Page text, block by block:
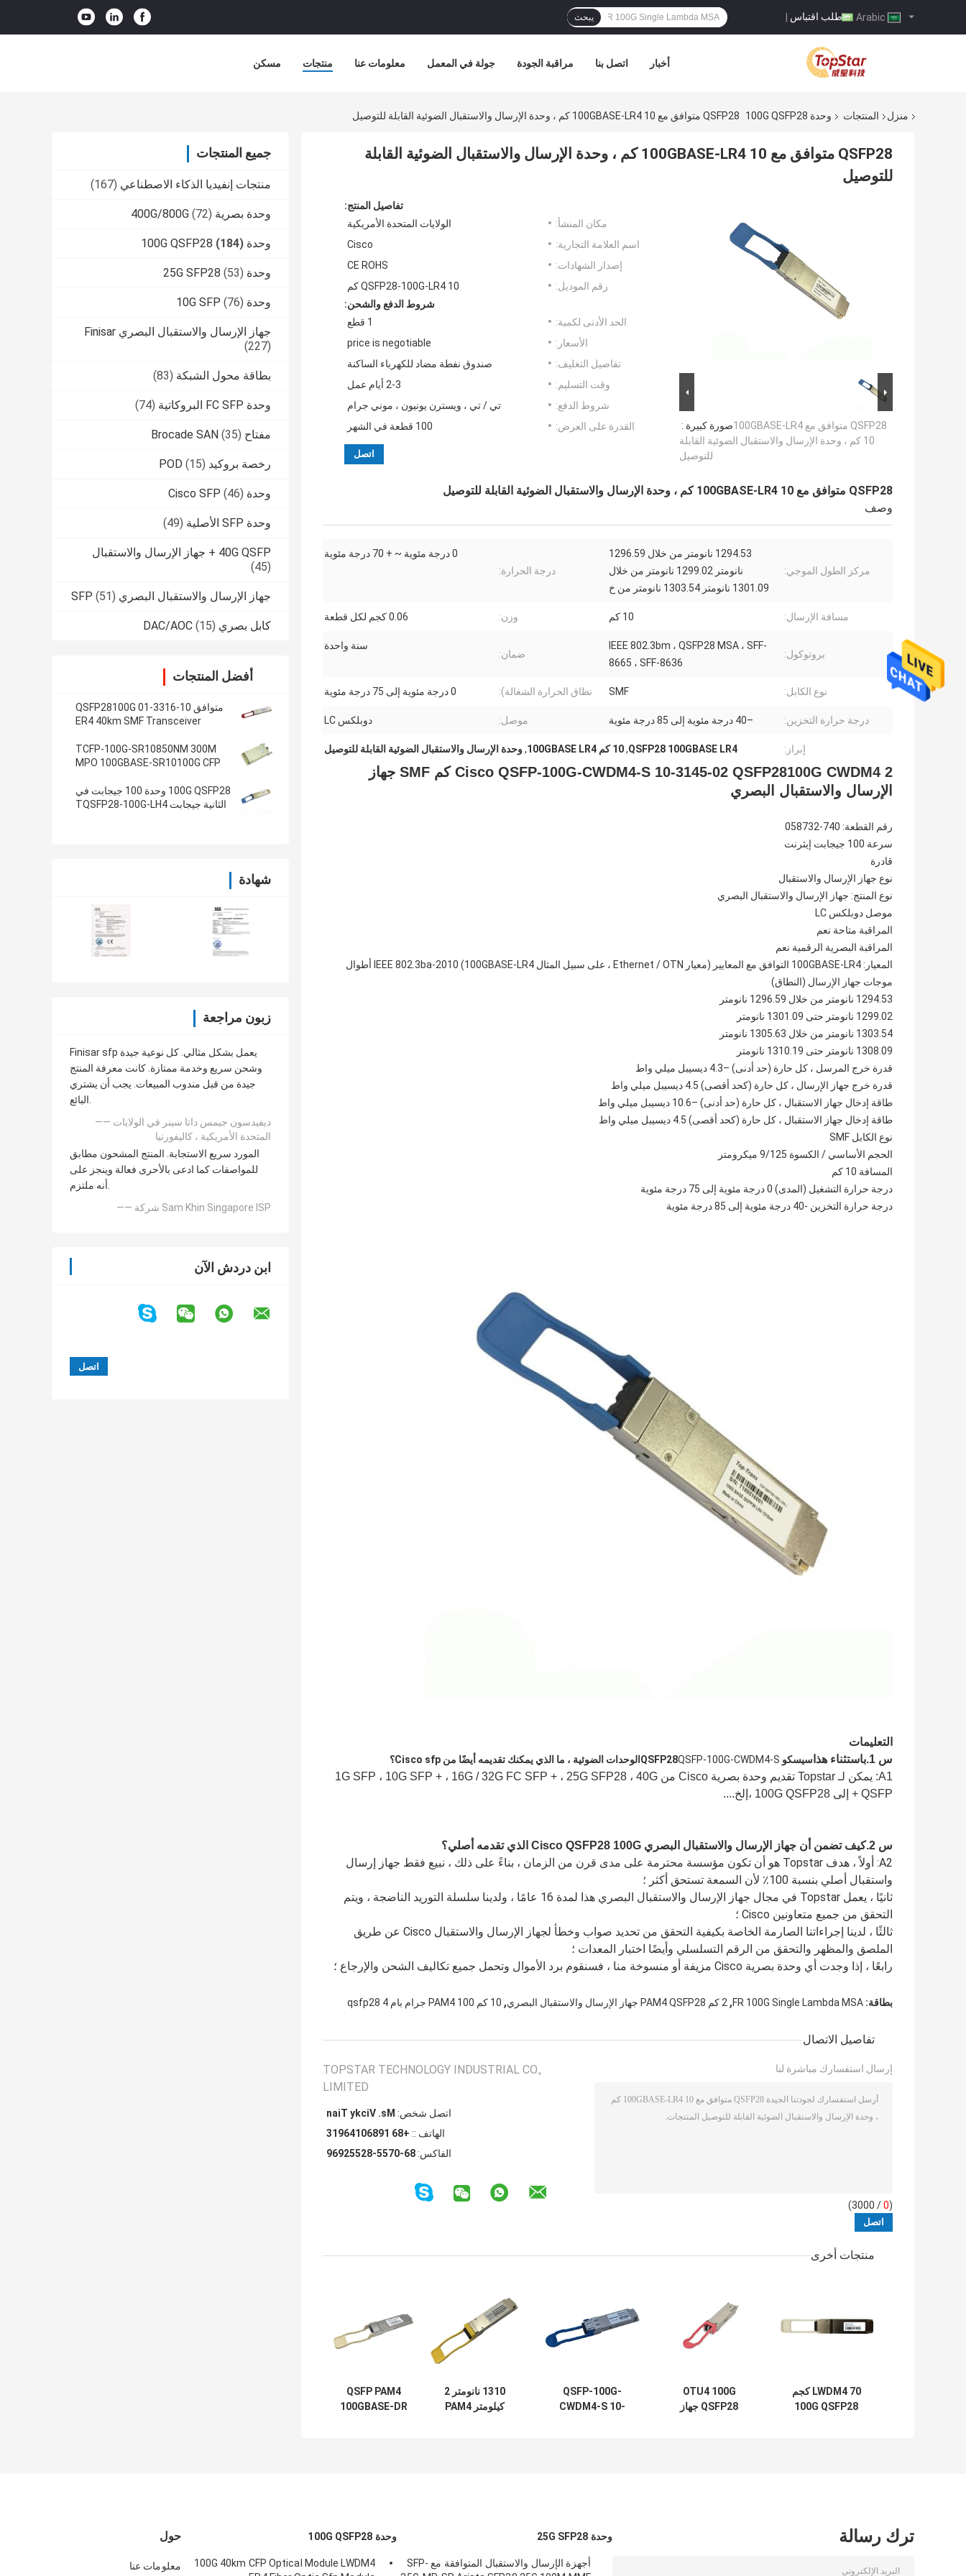
طلب اقتباس | يبحث
مسكن منتجات معلومات عنا جولة في المعمل مراقبة الجودة اتصل بنا أخبار
منزل المنتجات وحدة 100G QSFP28 QSFP28 متوافق مع 100GBASE-LR4 10 كم ، وحدة الإرسال والاستقبال الضوئية القابلة للتوصيل
جميع المنتجات
منتجات إنفيديا الذكاء الاصطناعي (167)
وحدة بصرية 400G/800G (72)
وحدة 100G QSFP28 (184)
وحدة 25G SFP28 (53)
وحدة 10G SFP (76)
جهاز الإرسال والاستقبال البصري Finisar
(227)
بطاقة محول الشبكة (83)
وحدة FC SFP البروكاتية (74)
مفتاح Brocade SAN (35)
رخصة بروكيد POD (15)
وحدة Cisco SFP (46)
وحدة SFP الأصلية (49)
40G QSFP + جهاز الإرسال والاستقبال
(45)
جهاز الإرسال والاستقبال البصري SFP (51)
كابل بصري DAC/AOC (15)
أفضل المنتجات
متوافق 10-3316-01 QSFP28100G
ER4 40km SMF Transceiver
TCFP-100G-SR10850NM 300M
MPO 100GBASE-SR10100G CFP
100G QSFP28 وحدة 100 جيجابت في
الثانية جيجابت TQSFP28-100G-LH4
شهادة
زبون مراجعة
Finisar sfp يعمل بشكل مثالي. كل نوعية جيدة
وشحن سريع وخدمة ممتازة. كانت معرفة المنتج
جيدة من قبل مندوب المبيعات. يجب أن يشتري
البائع.
—— ديفيدسون جيمس داتا سينر في الولايات
المتحدة الأمريكية ، كاليفورنيا
المورد سريع الاستجابة. المنتج المشحون مطابق
للمواصفات كما ادعى بالأحرى فعالة وينجز على
أنه ملتزم.
—— شركة Sam Khin Singapore ISP
ابن دردش الآن
QSFP28 متوافق مع 100GBASE-LR4 10 كم ، وحدة الإرسال والاستقبال الضوئية القابلة
للتوصيل
صورة كبيرة :QSFP28 متوافق مع 100GBASE-LR4
10 كم ، وحدة الإرسال والاستقبال الضوئية القابلة
للتوصيل
تفاصيل المنتج:
مكان المنشأ:
الولايات المتحدة الأمريكية
اسم العلامة التجارية:
Cisco
إصدار الشهادات:
CE ROHS
رقم الموديل:
QSFP28-100G-LR4 10 كم
شروط الدفع والشحن:
الحد الأدنى لكمية:
1 قطع
الأسعار:
price is negotiable
تفاصيل التغليف:
صندوق نفطة مضاد للكهرباء الساكنة
وقت التسليم:
2-3 أيام عمل
شروط الدفع:
تي / تي ، ويسترن يونيون ، موني جرام
القدرة على العرض:
100 قطعة في الشهر
اتصل
QSFP28 متوافق مع 100GBASE-LR4 10 كم ، وحدة الإرسال والاستقبال الضوئية القابلة للتوصيل
وصف
مركز الطول الموجي:
1294.53 نانومتر من خلال 1296.59
نانومتر 1299.02 نانومتر من خلال
1301.09 نانومتر 1303.54 نانومتر من خ
درجة الحرارة:
0 درجة مئوية ~ + 70 درجة مئوية
مسافة الإرسال: 10 كم وزن: 0.06 كجم لكل قطعة
بروتوكول:
IEEE 802.3bm ، QSFP28 MSA ، SFF-
8665 ، SFF-8636
ضمان:
سنة واحدة
نوع الكابل: SMF نطاق الحرارة الشغالة): 0 درجة مئوية إلى 75 درجة مئوية
درجة حرارة التخزين: –40 درجة مئوية إلى 85 درجة مئوية موصل: دوبلكس LC
إبراز: QSFP28 100GBASE LR4
,10 كم 100GBASE LR4 ,وحدة الإرسال والاستقبال الضوئية القابلة للتوصيل
Cisco QSFP-100G-CWDM4-S 10-3145-02 QSFP28100G CWDM4 2 كم SMF جهاز
الإرسال والاستقبال البصري
رقم القطعة: 740-058732
سرعة 100 جيجابت إيثرنت
قادرة
نوع جهاز الإرسال والاستقبال
نوع المنتج: جهاز الإرسال والاستقبال البصري
موصل دوبلكس LC
المراقبة متاحة نعم
المراقبة البصرية الرقمية نعم
المعيار: 100GBASE-LR4 التوافق مع المعايير (معيار Ethernet / OTN ، على سبيل المثال 100GBASE-LR4) IEEE 802.3ba-2010 أطوال
موجات جهاز الإرسال (النطاق)
1294.53 نانومتر من خلال 1296.59 نانومتر
1299.02 نانومتر حتى 1301.09 نانومتر
1303.54 نانومتر من خلال 1305.63 نانومتر
1308.09 نانومتر حتى 1310.19 نانومتر
قدرة خرج المرسل ، كل حارة (حد أدنى) –4.3 ديسيبل ميلي واط
قدرة خرج جهاز الإرسال ، كل حارة (كحد أقصى) 4.5 ديسيبل ميلي واط
طاقة إدخال جهاز الاستقبال ، كل حارة (حد أدنى) –10.6 ديسيبل ميلي واط
طاقة إدخال جهاز الاستقبال ، كل حارة (كحد أقصى) 4.5 ديسيبل ميلي واط
نوع الكابل SMF
الحجم الأساسي / الكسوة 9/125 ميكرومتر
المسافة 10 كم
درجة حرارة التشغيل (المدى) 0 درجة مئوية إلى 75 درجة مئوية
درجة حرارة التخزين -40 درجة مئوية إلى 85 درجة مئوية
التعليمات
س 1.باستثناء هذا
سيسكو QSFP28 QSFP-100G-CWDM4-S الوحدات الضوئية ، ما الذي يمكنك تقديمه أيضًا من Cisco sfp؟
A1: يمكن لـ Topstar تقديم وحدة بصرية Cisco من 1G SFP ، 10G SFP + ، 16G / 32G FC SFP + ، 25G SFP28 ، 40G
QSFP + إلى 100G QSFP28 ،
إلخ....
س 2.كيف تضمن أن جهاز الإرسال والاستقبال البصري Cisco QSFP28 100G الذي تقدمه أصلي؟
A2: أولاً ، هدف Topstar هو أن تكون مؤسسة محترمة على مدى قرن من الزمان ، بناءً على ذلك ، نبيع فقط جهاز إرسال
واستقبال أصلي بنسبة 100٪ لأن السمعة تستحق أكثر ؛
ثانيًا ، يعمل Topstar في مجال جهاز الإرسال والاستقبال البصري هذا لمدة 16 عامًا ، ولدينا سلسلة التوريد الناضجة ، ويتم
التحقق من جميع متعاونين Cisco ؛
ثالثًا ، لدينا إجراءاتنا الصارمة الخاصة بكيفية التحقق من تحديد صواب وخطأ لجهاز الإرسال والاستقبال Cisco عن طريق
الملصق والمظهر والتحقق من الرقم التسلسلي وأيضًا اختبار المعدات ؛
رابعًا ، إذا وجدت أي وحدة بصرية Cisco مزيفة أو منسوخة منا ، فسنقوم برد الأموال وتحمل جميع تكاليف الشحن والإرجاع ؛
بطاقة: FR 100G Single Lambda MSA
, 2 كم PAM4 QSFP28 جهاز الإرسال والاستقبال البصري , 10 كم PAM4 100 جرام بام 4 qsfp28
تفاصيل الاتصال
TOPSTAR TECHNOLOGY INDUSTRIAL CO.,
LIMITED
اتصل شخص: Ms. Vicky Tian
الهاتف :: +86 19860146913
الفاكس: 86-0755-82552969
إرسال استفسارك مباشرة لنا
(
0
/ 3000)
منتجات أخرى
LWDM4 70 كجم
100G QSFP28
OTU4 100G
QSFP28 جهاز
QSFP-100G-
CWDM4-S 10-
1310 نانومتر 2
كيلومتر PAM4
QSFP PAM4
100GBASE-DR
حول
معلومات عنا
وحدة 100G QSFP28
100G 40km CFP Optical Module LWDM4
وحدة 25G SFP28
أجهزة الإرسال والاستقبال المتوافقة مع SFP-
ترك رسالة